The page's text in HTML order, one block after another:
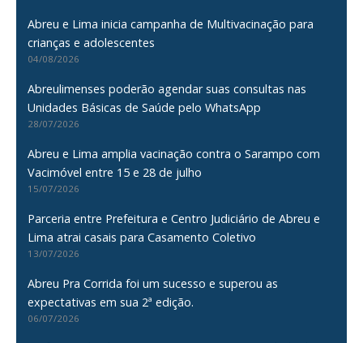
Abreu e Lima inicia campanha de Multivacinação para
crianças e adolescentes
04/08/2026
Abreulimenses poderão agendar suas consultas nas
Unidades Básicas de Saúde pelo WhatsApp
28/07/2026
Abreu e Lima amplia vacinação contra o Sarampo com
Vacimóvel entre 15 e 28 de julho
15/07/2026
Parceria entre Prefeitura e Centro Judiciário de Abreu e
Lima atrai casais para Casamento Coletivo
13/07/2026
Abreu Pra Corrida foi um sucesso e superou as
expectativas em sua 2ª edição.
06/07/2026